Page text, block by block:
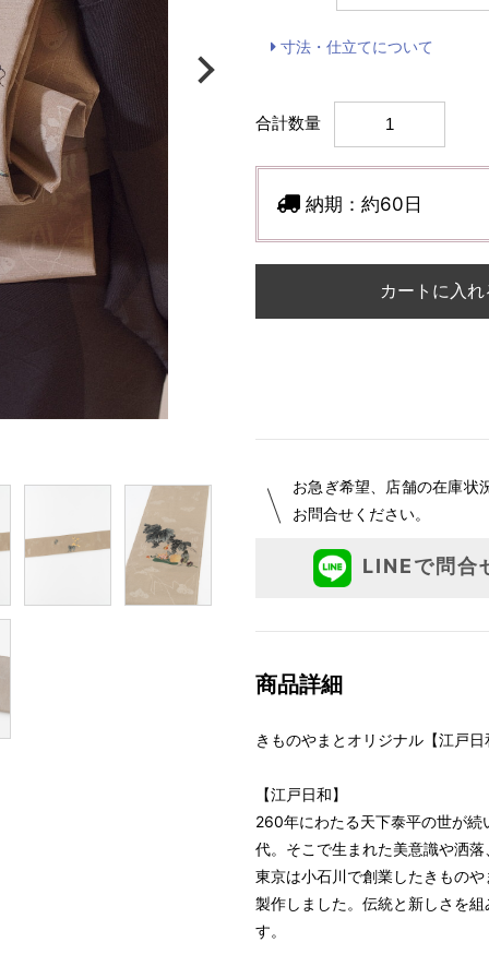
寸法・仕立てについて
合計数量
納期： 約60日
カートに入れ
お急ぎ希望、店舗の在庫状
お問合せください。
LINEで問合
商品詳細
きものやまとオリジナル【江戸
【江戸日和】
260年にわたる天下泰平の世が
代。そこで生まれた美意識や洒
東京は小石川で創業したきもの
製作しました。伝統と新しさを
す。